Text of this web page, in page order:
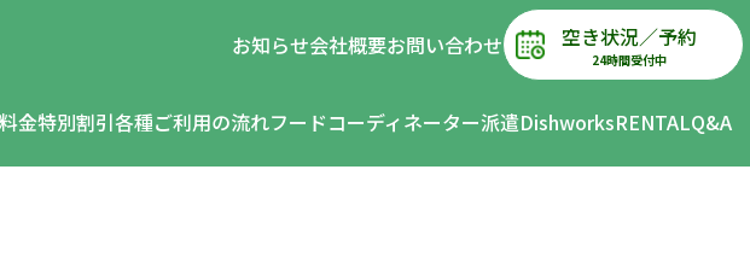
お知らせ会社概要お問い合わせ 空き状況／予約
24時間受付中
料金特別割引各種ご利用の流れフードコーディネーター派遣DishworksRENTALQ&A